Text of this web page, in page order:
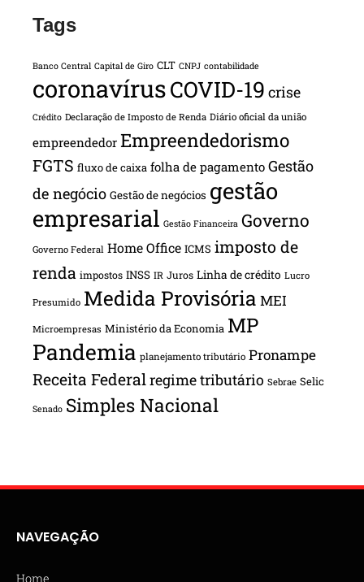
Tags
Banco Central Capital de Giro CLT CNPJ contabilidade
coronavírusCOVID-19 crise
Crédito Declaração de Imposto de Renda Diário oficial da união
empreendedor Empreendedorismo
FGTS fluxo de caixa folha de pagamento Gestão
de negócio Gestão de negócios gestão
empresarial Gestão Financeira Governo
Governo Federal Home Office ICMS imposto de
renda impostos INSS IR Juros Linha de crédito Lucro
Presumido Medida Provisória MEI
Microempresas Ministério da Economia MP
Pandemia planejamento tributário Pronampe
Receita Federalregime tributário Sebrae Selic
Senado Simples Nacional
NAVEGAÇÃO
Home